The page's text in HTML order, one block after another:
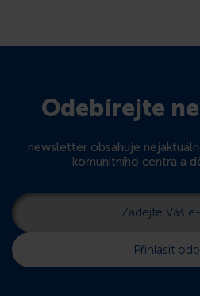
Odebírejte
newsletter obsahuje
komunitního centra a